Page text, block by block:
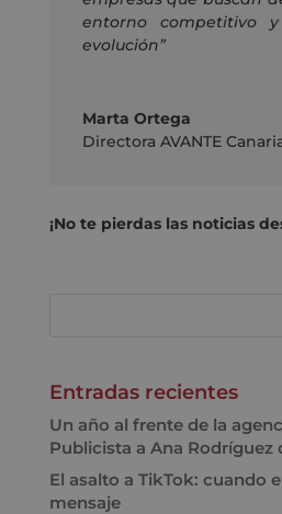
entorno competitivo
evolución”
Marta Ortega
Directora AVANTE
¡No te pierdas las noticias
Entradas recientes
Un año al frente de la
Publicista a Ana Rodríguez
El asalto a TikTok: cuando
mensaje